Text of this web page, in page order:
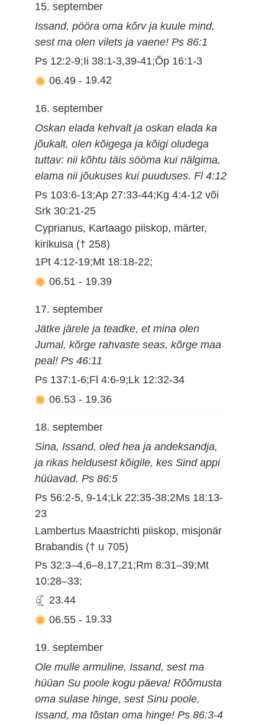
15. september
Issand, pööra oma kõrv ja kuule mind,
sest ma olen vilets ja vaene! Ps 86:1
Ps 12:2-9;Ii 38:1-3,39-41;Õp 16:1-3
06.49 - 19.42
16. september
Oskan elada kehvalt ja oskan elada ka
jõukalt, olen kõigega ja kõigi oludega
tuttav: nii kõhtu täis sööma kui nälgima,
elama nii jõukuses kui puuduses. Fl 4:12
Ps 103:6-13;Ap 27:33-44;Kg 4:4-12 või
Srk 30:21-25
Cyprianus, Kartaago piiskop, märter,
kirikuisa († 258)
1Pt 4:12-19;Mt 18:18-22;
06.51 - 19.39
17. september
Jätke järele ja teadke, et mina olen
Jumal, kõrge rahvaste seas, kõrge maa
peal! Ps 46:11
Ps 137:1-6;Fl 4:6-9;Lk 12:32-34
06.53 - 19.36
18. september
Sina, Issand, oled hea ja andeksandja,
ja rikas heldusest kõigile, kes Sind appi
hüüavad. Ps 86:5
Ps 56:2-5, 9-14;Lk 22:35-38;2Ms 18:13-
23
Lambertus Maastrichti piiskop, misjonär
Brabandis († u 705)
Ps 32:3–4,6–8,17,21;Rm 8:31–39;Mt
10:28–33;
23.44
06.55 - 19.33
19. september
Ole mulle armuline, Issand, sest ma
hüüan Su poole kogu päeva! Rõõmusta
oma sulase hinge, sest Sinu poole,
Issand, ma tõstan oma hinge! Ps 86:3-4